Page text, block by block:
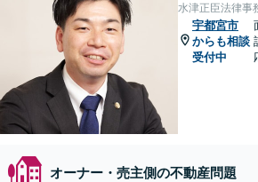
水津正臣法律事
宇都宮市
からも相談
受付中
オーナー・売主側の不動産問題